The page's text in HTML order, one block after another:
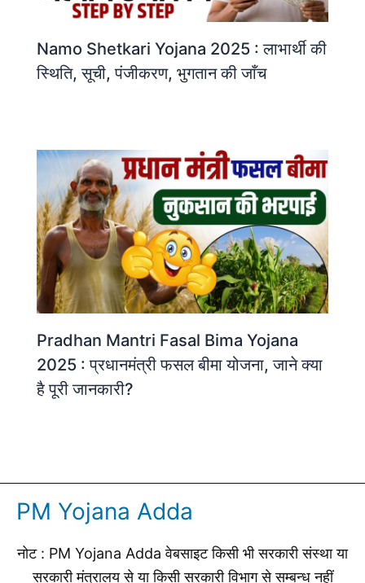
Namo Shetkari Yojana 2025 : लाभार्थी की
स्थिति, सूची, पंजीकरण, भुगतान की जाँच
Pradhan Mantri Fasal Bima Yojana
2025 : प्रधानमंत्री फसल बीमा योजना, जाने क्या
है पूरी जानकारी?
PM Yojana Adda
नोट : PM Yojana Adda वेबसाइट किसी भी सरकारी संस्था या
सरकारी मंत्रालय से या किसी सरकारी विभाग से सम्बन्ध नहीं